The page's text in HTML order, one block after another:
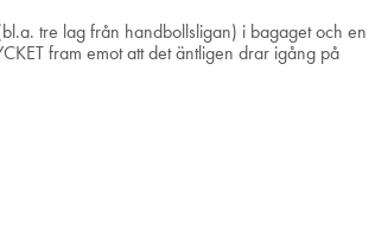
tre lag från handbollsligan) i bagaget och en
fram emot att det äntligen drar igång på